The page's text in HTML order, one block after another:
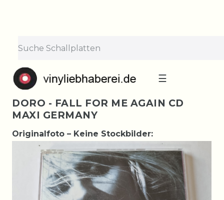
☰
DORO - FALL FOR ME AGAIN CD
MAXI GERMANY
Originalfoto – Keine Stockbilder: